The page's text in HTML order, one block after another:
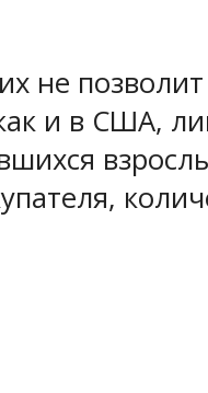
не
и в США,